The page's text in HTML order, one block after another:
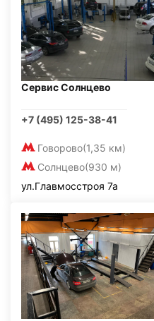
Сервис Солнцево
+7 (495) 125-38-41
Говорово(1,35 км)
Солнцево(930 м)
ул.Главмосстроя 7а